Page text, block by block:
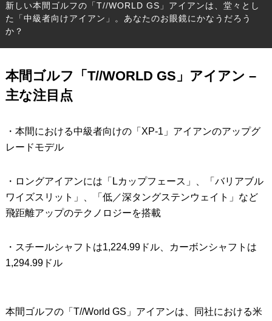
新しい本間ゴルフの「T//WORLD GS」アイアンは、堂々とし
た「中級者向けアイアン」。あなたのお眼鏡にかなうだろう
か？
本間ゴルフ「T//WORLD GS」アイアン –
主な注目点
・本間における中級者向けの「XP-1」アイアンのアップグ
レードモデル
・ロングアイアンには「Lカップフェース」、「バリアブル
ワイズスリット」、「低／深タングステンウェイト」など
飛距離アップのテクノロジーを搭載
・スチールシャフトは1,224.99ドル、カーボンシャフトは
1,294.99ドル
本間ゴルフの「T//World GS」アイアンは、同社における米
FAIRWAY WOODS フェアウェイウッド
HYBRIDS
WEDGES ウェッジ
OTHER
Our Team 私たちのチーム
Our Mission 私たちの使命
ABOUT US MyGolfSpyJapanとは？